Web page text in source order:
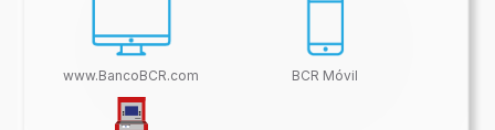
www.BancoBCR.com BCR Móvil